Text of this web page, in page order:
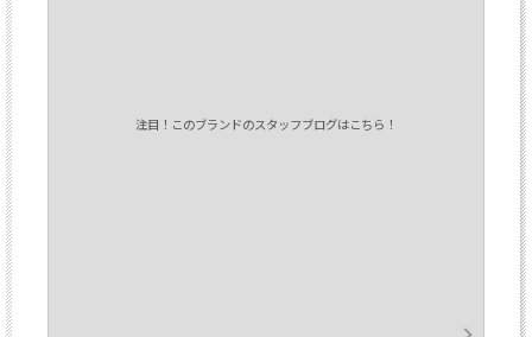
注目！このブランドのスタッフブログはこちら！